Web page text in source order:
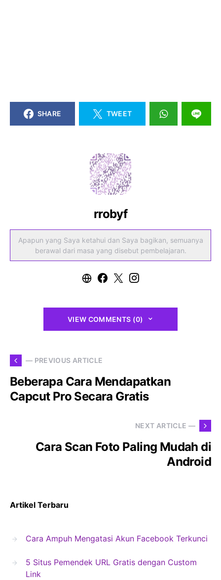
SHARE TWEET
rrobyf
Apapun yang Saya ketahui dan Saya bagikan, semuanya
berawal dari masa yang disebut pembelajaran.
VIEW COMMENTS (0)
— PREVIOUS ARTICLE
Beberapa Cara Mendapatkan
Capcut Pro Secara Gratis
NEXT ARTICLE —
Cara Scan Foto Paling Mudah di
Android
Artikel Terbaru
Cara Ampuh Mengatasi Akun Facebook Terkunci
5 Situs Pemendek URL Gratis dengan Custom
Link